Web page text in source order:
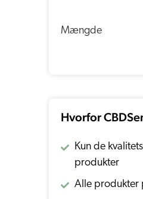
Mængde
Hvorfor
Kun de kvalitets CBD
produkter
Alle